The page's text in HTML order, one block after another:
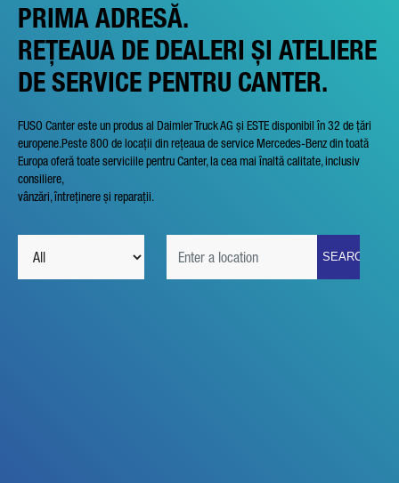
PRIMA ADRESĂ.
REȚEAUA DE DEALERI ȘI ATELIERE
DE SERVICE PENTRU CANTER.
FUSO Canter este un produs al Daimler Truck AG și ESTE disponibil în 32 de țări
europene.Peste 800 de locații din rețeaua de service Mercedes-Benz din toată
Europa oferă toate serviciile pentru Canter, la cea mai înaltă calitate, inclusiv
consiliere,
vânzări, întreținere și reparații.